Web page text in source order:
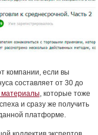
компании, если вы
составляет от 30 до
, которые тоже
и сразу же получить
платформе.